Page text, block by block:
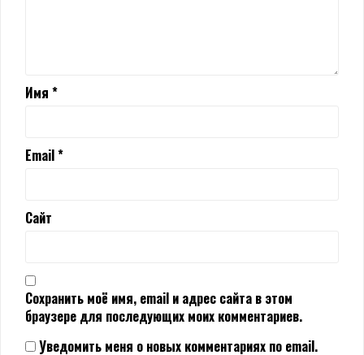
Имя *
Email*
Сайт
Сохранить моё имя, email и адрес сайта в этом
браузере для последующих моих комментариев.
Уведомить меня о новых комментариях по email.